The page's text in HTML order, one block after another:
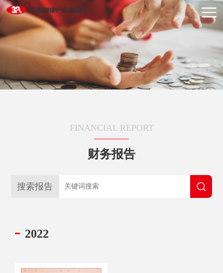
FINANCIAL REPORT
财务报告
搜索报告
2022